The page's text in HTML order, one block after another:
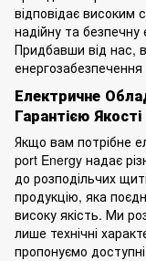
відповідає високим
надійну та
Придбавши від нас,
Електричне
Гарантією Якості
Якщо вам потрібне
port Energy надає
до розподільчих
продукцію, яка
високу якість. Ми
лише технічні
пропонуємо